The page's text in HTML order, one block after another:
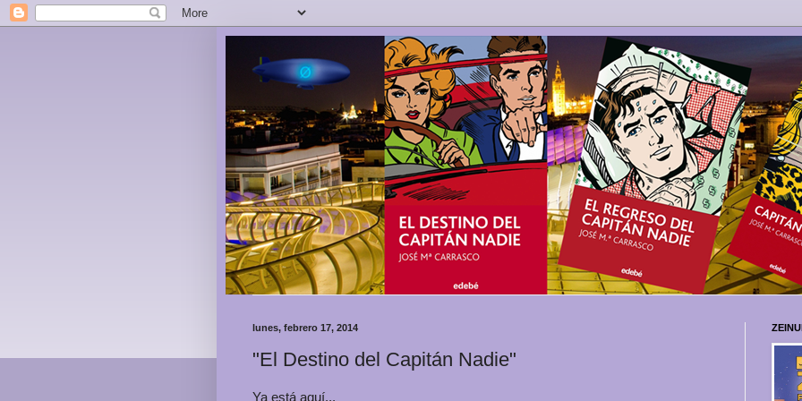
lunes, febrero 17, 2014
"El Destino del Capitán Nadie"
Ya está aquí...